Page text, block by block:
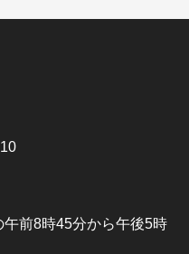
前8時45分から午後5時